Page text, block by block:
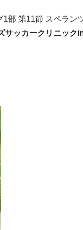
部 第11節 スペラン
ッカークリニック